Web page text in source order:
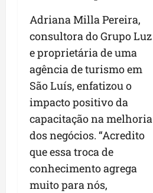
Adriana Milla Pereira,
consultora do Grupo Luz
e proprietária de uma
agência de turismo em
São Luís, enfatizou o
impacto positivo da
capacitação na melhoria
dos negócios. “Acredito
que essa troca de
conhecimento agrega
muito para nós,